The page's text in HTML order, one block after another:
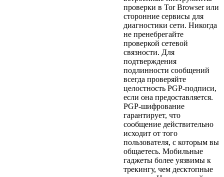
проверки в Tor Browser или
сторонние сервисы для
диагностики сети. Никогда
не пренебрегайте
проверкой сетевой
связности. Для
подтверждения
подлинности сообщений
всегда проверяйте
целостность PGP-подписи,
если она предоставляется.
PGP-шифрование
гарантирует, что
сообщение действительно
исходит от того
пользователя, с которым вы
общаетесь. Мобильные
гаджеты более уязвимы к
трекингу, чем десктопные